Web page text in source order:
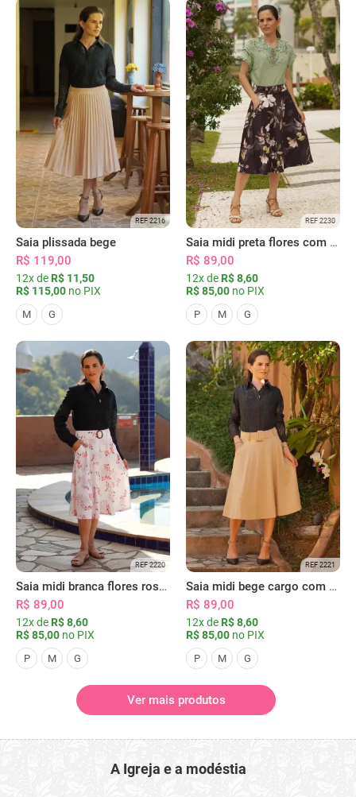
REF 2216
Saia plissada bege
R$ 119,00
12x de R$ 11,50
R$ 115,00 no PIX
M G
REF 2230
Saia midi preta flores com bolsos
R$ 89,00
12x de R$ 8,60
R$ 85,00 no PIX
P M G
REF 2220
Saia midi branca flores rosas com bolsos
R$ 89,00
12x de R$ 8,60
R$ 85,00 no PIX
P M G
REF 2221
Saia midi bege cargo com bolsos
R$ 89,00
12x de R$ 8,60
R$ 85,00 no PIX
P M G
Ver mais produtos
A Igreja e a modéstia